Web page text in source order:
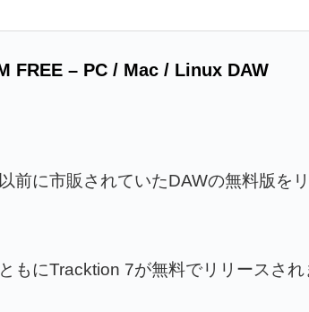
FREE – PC / Mac / Linux DAW
前に市販されていたDAWの無料版を
もにTracktion 7が無料でリリースされ